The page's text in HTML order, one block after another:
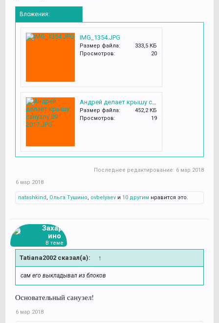
Вложения:
IMG_1354.JPG
Размер файла:
333,5 КБ
Просмотров:
20
Размер файла:
452,2 КБ
Просмотров:
19
Последнее редактирование: 6 мар 2018
6 мар 2018
natashkind, Ольга Тушино, ovbelyaev и 10 другим нравится это.
Захарь
ино
В теме
Tatiana2002 сказал(а): ↑
сам его выкладывал из блоков
Основательный санузел!
6 мар 2018